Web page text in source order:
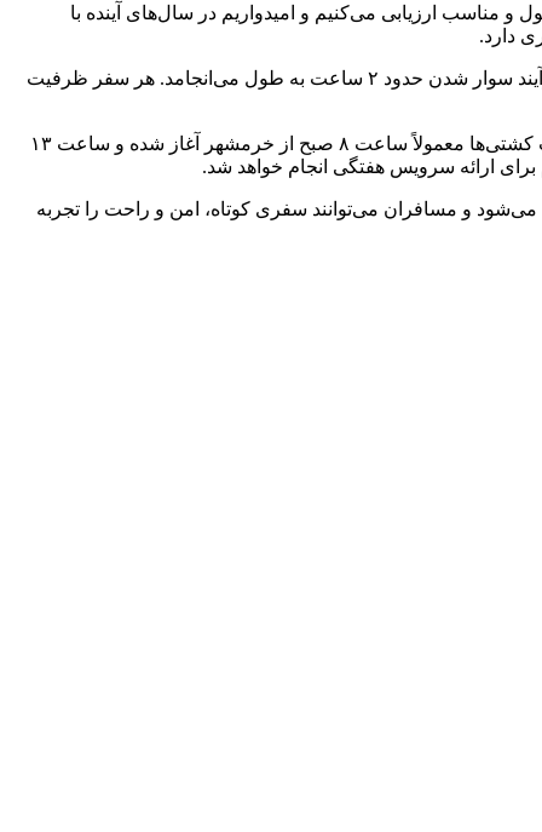
مناسب ارزیابی می‌کنیم و امیدواریم در سال‌های آینده با
دارد.
مدیرعامل کشتیرانی والفجر گفت: امکانات لازم برای مسافران در فضای سرپوشیده و با شرایط آب و هوایی متعادل فراهم شده است و فرآیند سوار شدن حدود ۲ ساعت به طول می‌انجامد. هر سفر ظرفیت
وی افزود: بلیت این سفر دریایی با قیمت ۶۰۰ هزار تومان عرضه می‌شود که مسافرین می‌توانند تا ۷۰ کیلو بار رایگان نیز حمل کنند، و حرکت کشتی‌ها معمولاً ساعت ۸ صبح از خرمشهر آغاز شده و ساعت ۱۳
برای ارائه سرویس هفتگی انجام خواهد شد.
در مدت زمان حدود یک ساعت و نیم طی می‌شود و مسافران می‌توانند سفری کوتاه، امن و راحت را تجربه